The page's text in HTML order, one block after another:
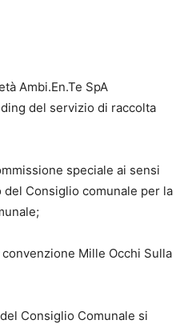
Ambi.En.Te SpA
del servizio di raccolta
speciale ai sensi
del Consiglio comunale per la
Mille Occhi Sulla
Consiglio Comunale si